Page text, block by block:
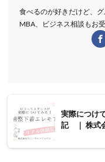
食べるのが好きだけど、
MBA、ビジネス相談もお
実際につけ
記 ｜ 株式